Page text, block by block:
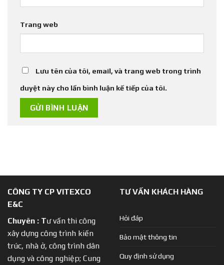
Trang web
Lưu tên của tôi, email, và trang web trong trình
duyệt này cho lần bình luận kế tiếp của tôi.
CÔNG TY CP VITEXCO
E&C
Chuyên : Tư vấn thi công
xây dựng công trình kiến
trúc, nhà ở, công trình dân
dụng và công nghiệp; Cung
TƯ VẤN KHÁCH HÀNG
Hỏi đáp
Bảo mật thông tin
Quy định sử dụng